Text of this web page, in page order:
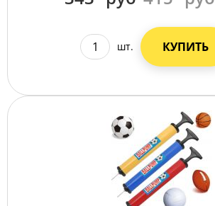
шт. КУПИТЬ